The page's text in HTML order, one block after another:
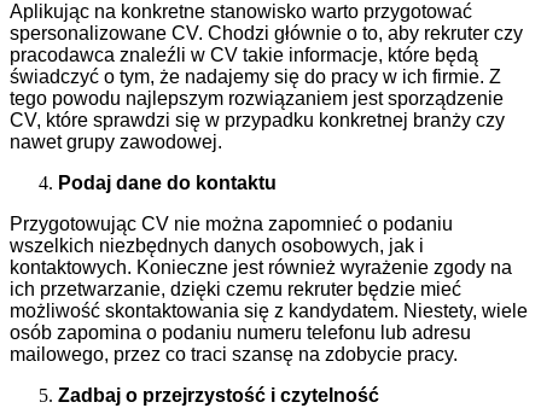
Aplikując na konkretne stanowisko warto przygotować
spersonalizowane CV. Chodzi głównie o to, aby rekruter czy
pracodawca znaleźli w CV takie informacje, które będą
świadczyć o tym, że nadajemy się do pracy w ich firmie. Z
tego powodu najlepszym rozwiązaniem jest sporządzenie
CV, które sprawdzi się w przypadku konkretnej branży czy
nawet grupy zawodowej.
Podaj dane do kontaktu
Przygotowując CV nie można zapomnieć o podaniu
wszelkich niezbędnych danych osobowych, jak i
kontaktowych. Konieczne jest również wyrażenie zgody na
ich przetwarzanie, dzięki czemu rekruter będzie mieć
możliwość skontaktowania się z kandydatem. Niestety, wiele
osób zapomina o podaniu numeru telefonu lub adresu
mailowego, przez co traci szansę na zdobycie pracy.
Zadbaj o przejrzystość i czytelność